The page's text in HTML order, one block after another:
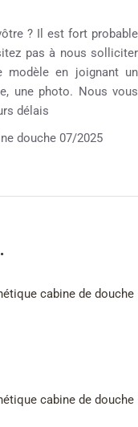
? Il est fort probable
pas à nous solliciter
modèle en joignant un
une photo. Nous vous
délais
douche 07/2025
cabine de douche
cabine de douche